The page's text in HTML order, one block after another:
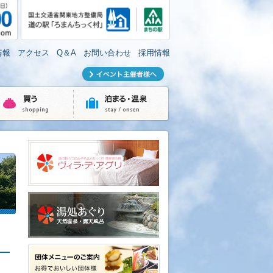
報 アクセス Q＆A お問い合わせ 採用情報